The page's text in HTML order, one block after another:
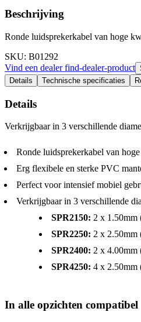
Beschrijving
Ronde luidsprekerkabel van hoge
SKU: B01292
Vind een dealerfind-dealer-product
Details
Technische specificaties
Details
Verkrijgbaar in 3 verschillende
Ronde luidsprekerkabel van
Erg flexibele en sterke PVC
Perfect voor intensief mobiel
Verkrijgbaar in 3 verschillende
SPR2150: 2 x 1.50mm
SPR2250: 2 x 2.50mm
SPR2400: 2 x 4.00mm
SPR4250: 4 x 2.50mm
In alle opzichten compatibel